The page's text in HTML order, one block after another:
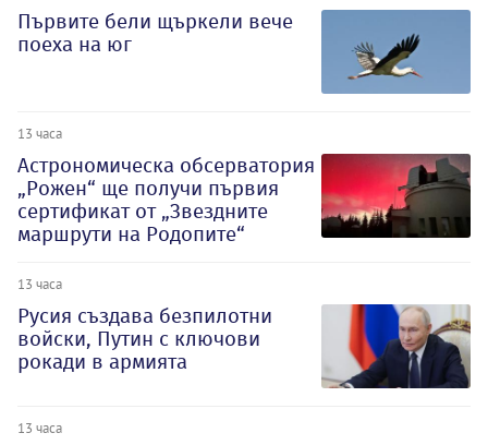
Първите бели щъркели вече
поеха на юг
13 часа
Астрономическа обсерватория
„Рожен“ ще получи първия
сертификат от „Звездните
маршрути на Родопите“
13 часа
Русия създава безпилотни
войски, Путин с ключови
рокади в армията
13 часа